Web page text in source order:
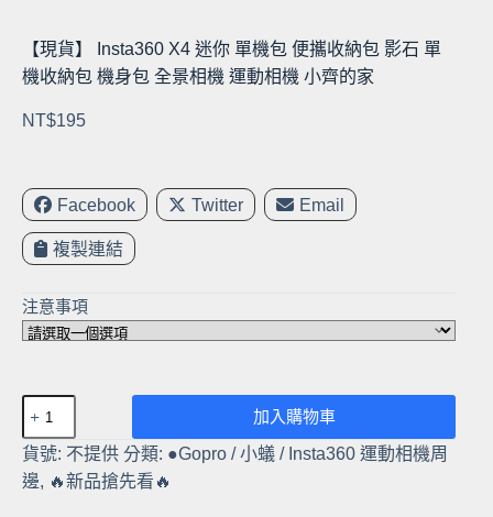
【現貨】 Insta360 X4 迷你 單機包 便攜收納包 影石 單
機收納包 機身包 全景相機 運動相機 小齊的家
NT$195
Facebook Twitter Email
複製連結
注意事項
貨】
Insta360
X4
加入購物車
貨號: 不提供 分類: ●Gopro / 小蟻 / Insta360 運動相機周
邊, 🔥新品搶先看🔥